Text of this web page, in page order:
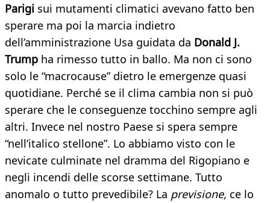
Parigi sui mutamenti climatici avevano fatto ben
sperare ma poi la marcia indietro
dell’amministrazione Usa guidata da Donald J.
Trump ha rimesso tutto in ballo. Ma non ci sono
solo le “macrocause” dietro le emergenze quasi
quotidiane. Perché se il clima cambia non si può
sperare che le conseguenze tocchino sempre agli
altri. Invece nel nostro Paese si spera sempre
“nell’italico stellone”. Lo abbiamo visto con le
nevicate culminate nel dramma del Rigopiano e
negli incendi delle scorse settimane. Tutto
anomalo o tutto prevedibile? La previsione, ce lo